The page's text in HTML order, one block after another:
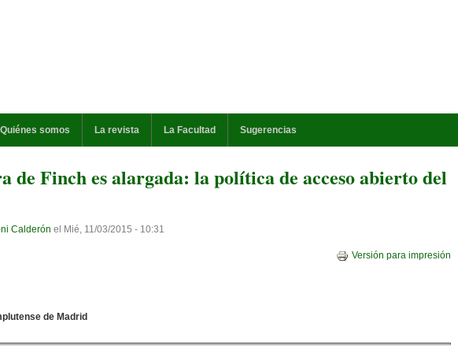
Quiénes somos La revista La Facultad Sugerencias
de Finch es alargada: la política de acceso abierto del
Calderón el Mié, 11/03/2015 - 10:31
Versión para impresión
de Madrid